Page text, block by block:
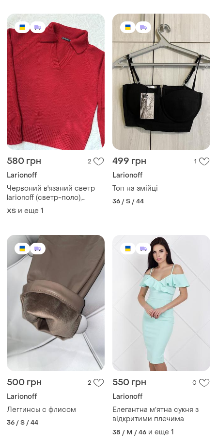
580 грн 2
Larionoff
Червоний в'язаний светр
larionoff (светр-поло),
вовна, one size
ХS и еще 1
499 грн 1
Larionoff
Топ на змійці
36 / S / 44
500 грн 2
Larionoff
Леггинсы с флисом
36 / S / 44
550 грн 0
Larionoff
Елегантна мʼятна сукня з
відкритими плечима
38 / M / 46 и еще 1